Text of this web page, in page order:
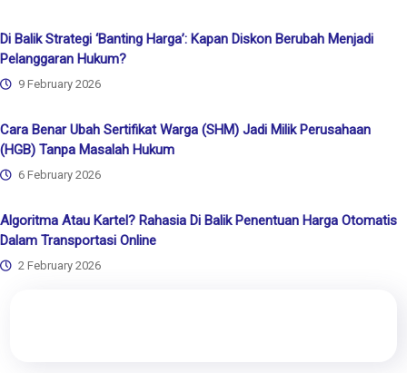
Di Balik Strategi ‘Banting Harga’: Kapan Diskon Berubah Menjadi
Pelanggaran Hukum?
9 February 2026
Cara Benar Ubah Sertifikat Warga (SHM) Jadi Milik Perusahaan
(HGB) Tanpa Masalah Hukum
6 February 2026
Algoritma Atau Kartel? Rahasia Di Balik Penentuan Harga Otomatis
Dalam Transportasi Online
2 February 2026